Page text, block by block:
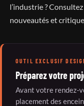
l’industrie ?
nouveautés et
OUTIL EXCLUSIF
Préparez votre
Avant votre rendez-
placement des